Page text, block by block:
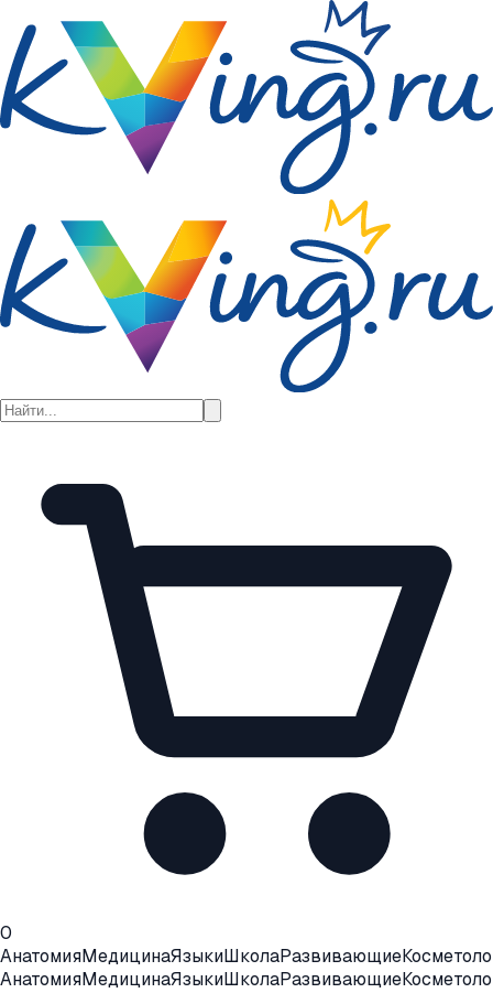
0
АнатомияМедицинаЯзыкиШколаРазвивающие
АнатомияМедицинаЯзыкиШколаРазвивающие